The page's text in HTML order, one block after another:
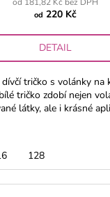
od 220 Kč
DETAIL
tričko s volánky na
tričko zdobí nejen
látky, ale i krásné
128